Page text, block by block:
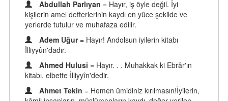
Abdullah Parlıyan = Hayır, iş öyle değil. İyi
kişilerin amel defterlerinin kaydı en yüce şekilde ve
yerlerde tutulur ve muhafaza edilir.
Adem Uğur = Hayır! Andolsun iyilerin kitabı
İlliyyûn'dadır.
Ahmed Hulusi = Hayır. . . Muhakkak ki Ebrâr'ın
kitabı, elbette İlliyyîn'dedir.
Ahmet Tekin = Hemen ümidiniz kırılmasın!İyilerin,